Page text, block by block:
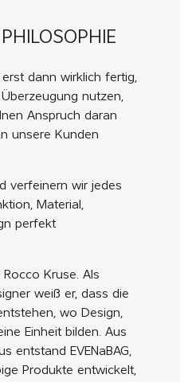
dann wirklich fertig,
nutzen,
Anspruch daran
unsere Kunden
verfeinern wir jedes
Material,
perfekt
Rocco Kruse. Als
weiß er, dass die
wo Design,
Einheit bilden. Aus
entstand EVENaBAG,
Produkte entwickelt,